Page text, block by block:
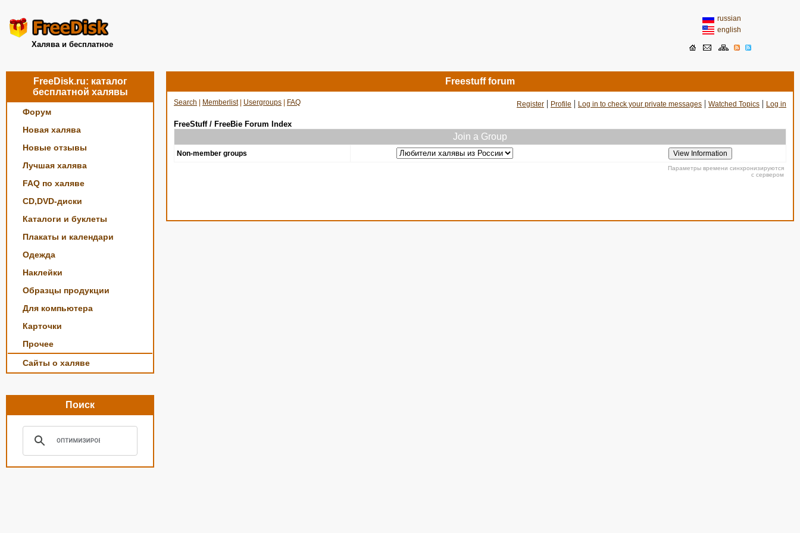
Халява и бесплатное
russian
english
FreeDisk.ru: каталог
бесплатной халявы
Форум
Новая халява
Новые отзывы
Лучшая халява
FAQ по халяве
CD,DVD-диски
Каталоги и буклеты
Плакаты и календари
Одежда
Наклейки
Образцы продукции
Для компьютера
Карточки
Прочее
Сайты о халяве
Поиск
Freestuff forum
Search Memberlist| Usergroups FAQ Register | Profile | Log in to check your private messages | Watched Topics | Log in
FreeStuff / FreeBie Forum Index
Join a Group
Non-member groups
Параметры времени синхронизируются
с сервером